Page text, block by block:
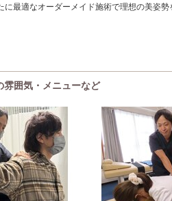
に最適なオーダーメイド施術で理想の美姿勢
雰囲気・メニューなど